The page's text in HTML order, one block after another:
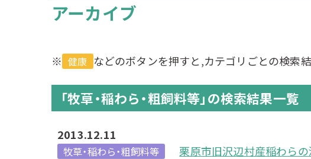
アーカイブ
※ 健康 などのボタンを押すと,カテゴリごとの検索
「牧草・稲わら・粗飼料等」の検索結果一覧
2013.12.11
牧草・稲わら・粗飼料等
栗原市旧沢辺村産稲わらの